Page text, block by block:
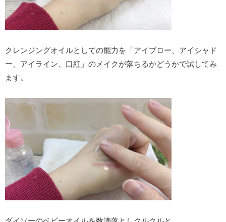
クレンジングオイルとしての能力を「アイブロー、アイシャド
ー、アイライン、口紅」のメイクが落ちるかどうかで試してみ
ます。